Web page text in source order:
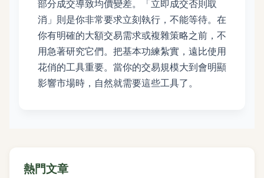
部分成交導致均價變差。「立即成交否則取
消」則是你非常要求立刻執行，不能等待。在
你有明確的大額交易需求或複雜策略之前，不
用急著研究它們。把基本功練紮實，遠比使用
花俏的工具重要。當你的交易規模大到會明顯
影響市場時，自然就需要這些工具了。
熱門文章